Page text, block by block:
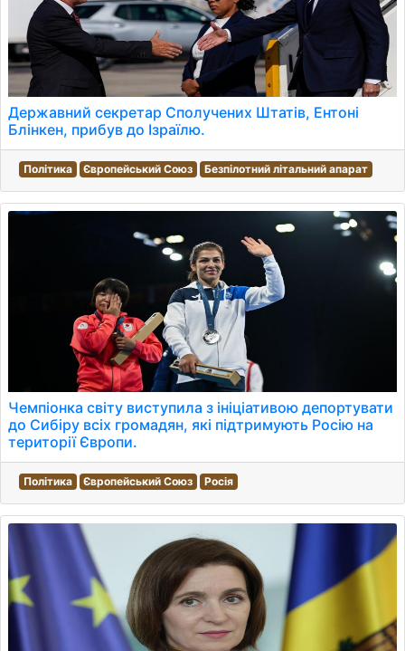
Державний секретар Сполучених Штатів, Ентоні
Блінкен, прибув до Ізраїлю.
Політика Європейський Союз Безпілотний літальний апарат
Чемпіонка світу виступила з ініціативою депортувати
до Сибіру всіх громадян, які підтримують Росію на
території Європи.
Політика Європейський Союз Росія